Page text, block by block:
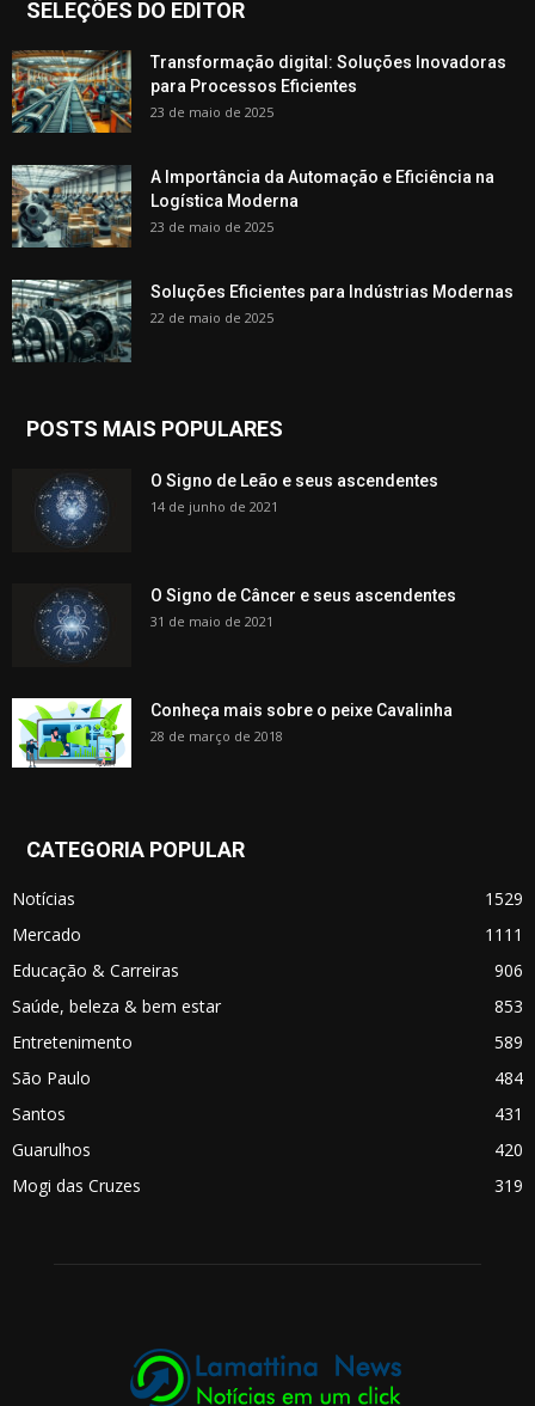
SELEÇÕES DO EDITOR
Transformação digital: Soluções Inovadoras
para Processos Eficientes
23 de maio de 2025
A Importância da Automação e Eficiência na
Logística Moderna
23 de maio de 2025
Soluções Eficientes para Indústrias Modernas
22 de maio de 2025
POSTS MAIS POPULARES
O Signo de Leão e seus ascendentes
14 de junho de 2021
O Signo de Câncer e seus ascendentes
31 de maio de 2021
Conheça mais sobre o peixe Cavalinha
28 de março de 2018
CATEGORIA POPULAR
Notícias
1529
Mercado
1111
Educação & Carreiras
906
Saúde, beleza & bem estar
853
Entretenimento
589
São Paulo
484
Santos
431
Guarulhos
420
Mogi das Cruzes
319